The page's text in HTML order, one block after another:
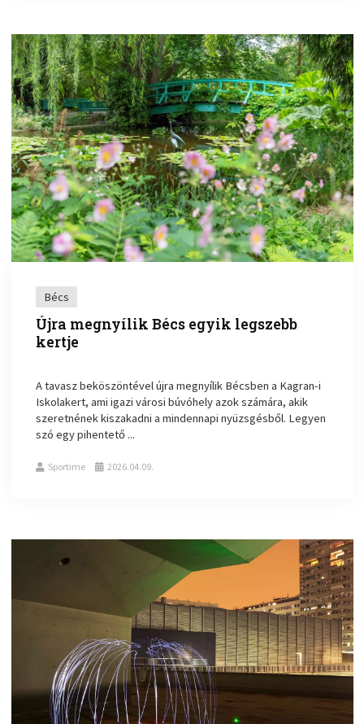
Bécs
Újra megnyílik Bécs egyik legszebb
kertje
A tavasz beköszöntével újra megnyílik Bécsben a Kagran-i
Iskolakert, ami igazi városi búvóhely azok számára, akik
szeretnének kiszakadni a mindennapi nyüzsgésből. Legyen
szó egy pihentető ...
Sportime 2026.04.09.